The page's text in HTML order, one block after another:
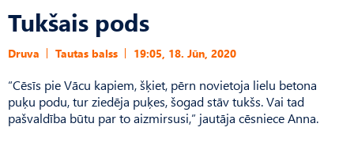
Tukšais pods
Druva Tautas balss 19:05, 18. Jūn, 2020
“Cēsīs pie Vācu kapiem, šķiet, pērn novietoja lielu betona
puķu podu, tur ziedēja puķes, šogad stāv tukšs. Vai tad
pašvaldība būtu par to aizmirsusi,” jautāja cēsniece Anna.